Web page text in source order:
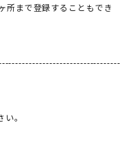
所まで登録することもでき
。